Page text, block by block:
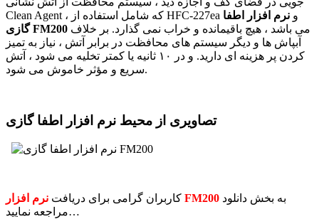
Clean Agent ، که شامل استفاده از HFC-227ea و نرم افزار اطفا
گازی FM200
آبپاش ها و دیگر سیستم های محافظت در برابر آتش ، نیاز به تمیز
کردن پر هزینه ای دارید. و در ۱۰ ثانیه یا کمتر تخلیه می شود ، آتش
سریع و مؤثر خاموش می شود.
تصاویری از محیط نرم افزار اطفا گازی
کاربران گرامی برای دریافت نرم افزار FM200 به بخش دانلود
مراجعه نمایید…